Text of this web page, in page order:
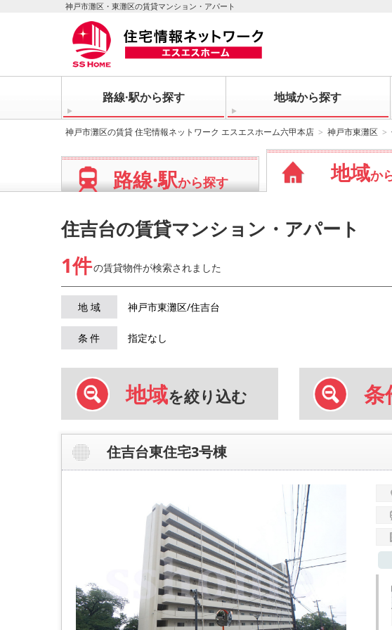
神戸市灘区・東灘区の賃貸マンション・アパート
路線·駅から探す 地域から探す
神戸市灘区の賃貸 住宅情報ネットワーク エスエスホーム六甲本店 神戸市東灘区
路線·駅から探す 地域か
住吉台の賃貸マンション・アパート
1件の賃貸物件が検索されました
地 域 神戸市東灘区/住吉台
条 件 指定なし
地域を絞り込む 条
住吉台東住宅3号棟